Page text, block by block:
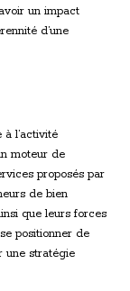
un impact
d’une
l’activité
moteur de
proposés par
de bien
que leurs forces
positionner de
une stratégie